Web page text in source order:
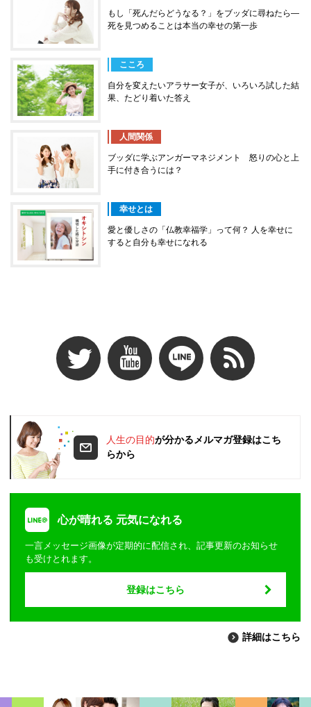
もし「死んだらどうなる？」をブッダに尋ねたら―
死を見つめることは本当の幸せの第一歩
こころ
自分を変えたいアラサー女子が、いろいろ試した結
果、たどり着いた答え
人間関係
ブッダに学ぶアンガーマネジメント 怒りの心と上
手に付き合うには？
幸せとは
愛と優しさの「仏教幸福学」って何？ 人を幸せに
すると自分も幸せになれる
人生の目的が分かるメルマガ登録はこち
らから
心が晴れる 元気になれる
一言メッセージ画像が定期的に配信され、記事更新のお知らせ
も受けとれます。
登録はこちら
詳細はこちら